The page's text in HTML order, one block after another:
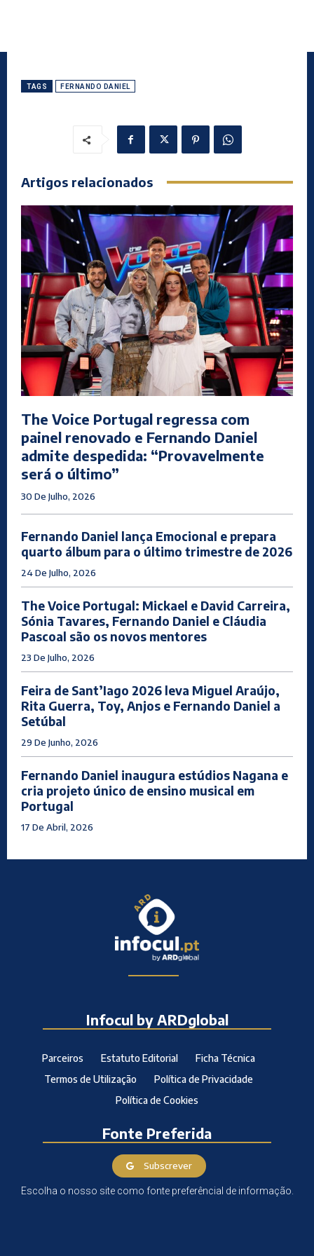
TAGS FERNANDO DANIEL
Artigos relacionados
The Voice Portugal regressa com
painel renovado e Fernando Daniel
admite despedida: “Provavelmente
será o último”
30 De Julho, 2026
Fernando Daniel lança Emocional e prepara
quarto álbum para o último trimestre de 2026
24 De Julho, 2026
The Voice Portugal: Mickael e David Carreira,
Sónia Tavares, Fernando Daniel e Cláudia
Pascoal são os novos mentores
23 De Julho, 2026
Feira de Sant’Iago 2026 leva Miguel Araújo,
Rita Guerra, Toy, Anjos e Fernando Daniel a
Setúbal
29 De Junho, 2026
Fernando Daniel inaugura estúdios Nagana e
cria projeto único de ensino musical em
Portugal
17 De Abril, 2026
Infocul by ARDglobal
Parceiros Estatuto Editorial
Ficha Técnica
Termos de Utilização
Política de Privacidade
Política de Cookies
Fonte Preferida
Subscrever
Escolha o nosso site como fonte preferêncial de informação.